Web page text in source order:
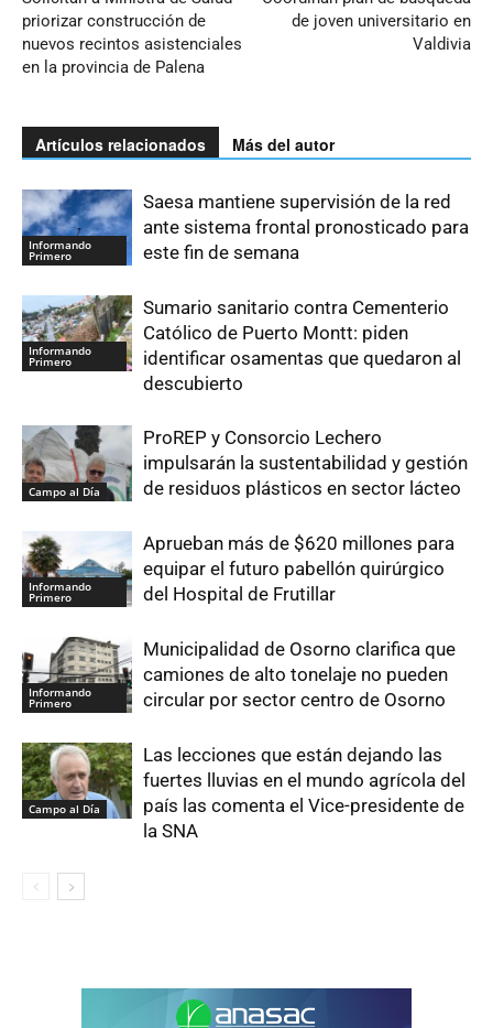
priorizar construcción de
nuevos recintos asistenciales
en la provincia de Palena
de joven universitario en
Valdivia
Artículos relacionados Más del autor
Informando
Primero
Saesa mantiene supervisión de la red
ante sistema frontal pronosticado para
este fin de semana
Informando
Primero
Sumario sanitario contra Cementerio
Católico de Puerto Montt: piden
identificar osamentas que quedaron al
descubierto
Campo al Día
ProREP y Consorcio Lechero
impulsarán la sustentabilidad y gestión
de residuos plásticos en sector lácteo
Informando
Primero
Aprueban más de $620 millones para
equipar el futuro pabellón quirúrgico
del Hospital de Frutillar
Informando
Primero
Municipalidad de Osorno clarifica que
camiones de alto tonelaje no pueden
circular por sector centro de Osorno
Campo al Día
Las lecciones que están dejando las
fuertes lluvias en el mundo agrícola del
país las comenta el Vice-presidente de
la SNA